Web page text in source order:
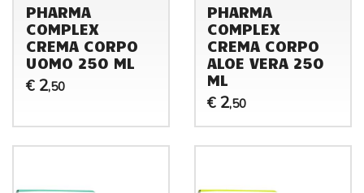
PHARMA
COMPLEX
CREMA CORPO
UOMO 250 ML
€ 2,50
PHARMA
COMPLEX
CREMA CORPO
ALOE VERA 250
ML
€ 2,50